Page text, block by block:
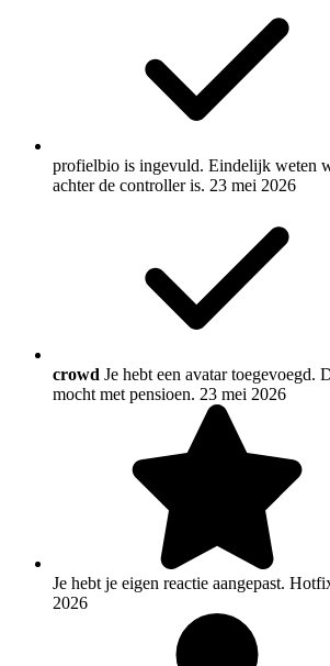
profielbio is ingevuld. Eindelijk weten
achter de controller is. 23 mei 2026
crowd Je hebt een avatar toegevoegd.
mocht met pensioen. 23 mei 2026
Je hebt je eigen reactie aangepast.
2026